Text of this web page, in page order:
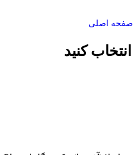
صفحه اصلی
کنید